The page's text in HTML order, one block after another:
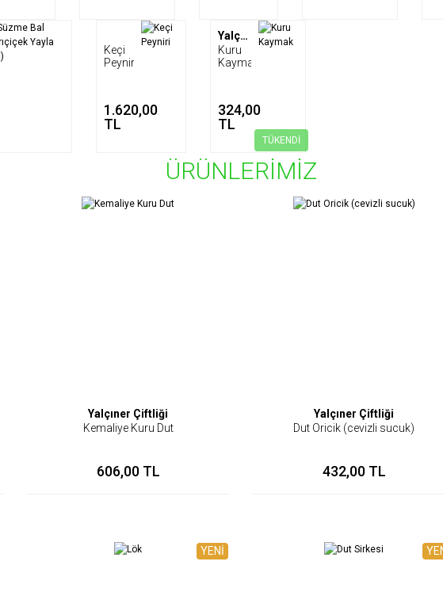
Keçi
Peyniri
1.620,00
TL
TÜKENDİ
Yalçıner Çiftliği
Kuru
Kaymak
324,00
TL
ÜRÜNLERİMİZ
Yalçıner Çiftliği
Kemaliye Kuru Dut
606,00 TL
Yalçıner Çiftliği
Dut Oricik (cevizli sucuk)
432,00 TL
YENİ